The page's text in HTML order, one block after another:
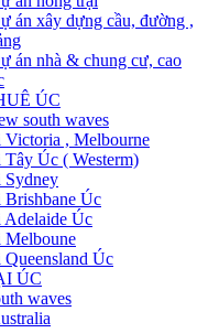
án xây dựng cầu, đường ,
án nhà & chung cư, cao
ÚC
south waves
Victoria , Melbourne
Tây Úc ( Westerm)
Sydney
Brishbane Úc
Adelaide Úc
Melboune
Queensland Úc
ÚC
waves